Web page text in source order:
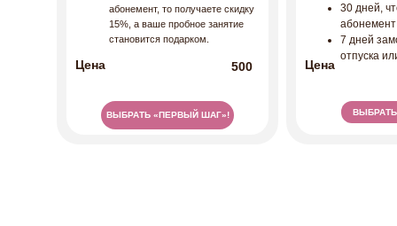
абонемент, то получаете скидку
15%, а ваше пробное занятие
становится подарком.
Цена 500
ВЫБРАТЬ «ПЕРВЫЙ ШАГ»!
30 дней,
абонемент
7 дней
отпуска
Цена
ВЫБРАТЬ